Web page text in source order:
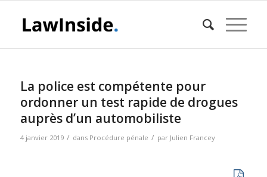
La police est compétente pour
ordonner un test rapide de drogues
auprès d’un automobiliste
4 janvier 2019 / dans Procédure pénale / par Julien Francey